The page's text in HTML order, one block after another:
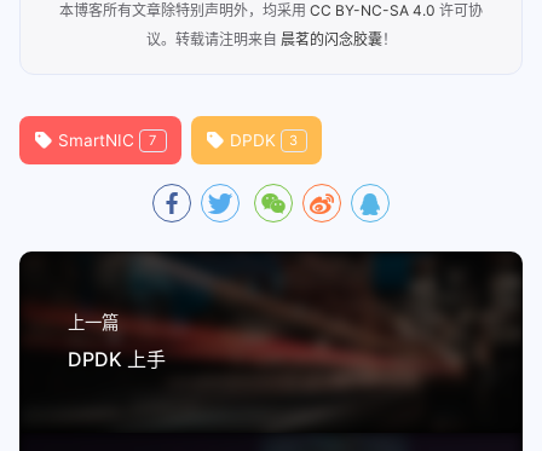
本博客所有文章除特别声明外，均采用 CC BY-NC-SA 4.0 许可协
议。转载请注明来自 晨茗的闪念胶囊！
SmartNIC 7 DPDK 3
上一篇
DPDK 上手